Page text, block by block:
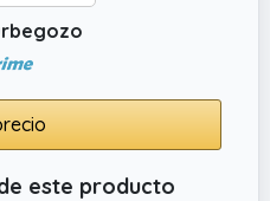
este producto